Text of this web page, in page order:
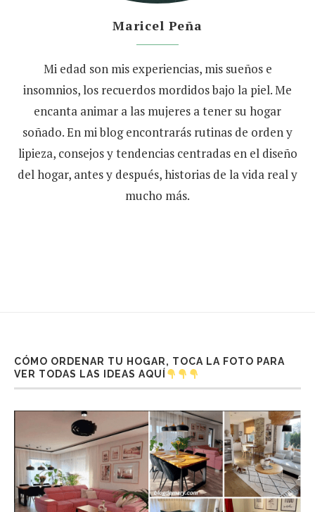
Maricel Peña
Mi edad son mis experiencias, mis sueños e
insomnios, los recuerdos mordidos bajo la piel. Me
encanta animar a las mujeres a tener su hogar
soñado. En mi blog encontrarás rutinas de orden y
lipieza, consejos y tendencias centradas en el diseño
del hogar, antes y después, historias de la vida real y
mucho más.
CÓMO ORDENAR TU HOGAR, TOCA LA FOTO PARA
VER TODAS LAS IDEAS AQUÍ